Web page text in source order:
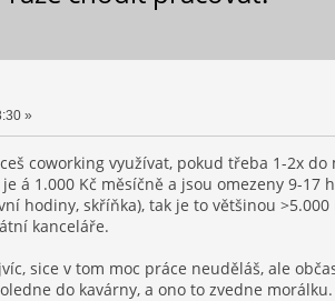
»
coworking využívat, pokud třeba 1-2x
á 1.000 Kč měsíčně a jsou omezeny 9-17
hodiny, skříňka), tak je to většinou
kanceláře.
sice v tom moc práce neuděláš, ale
do kavárny, a ono to zvedne morálku.